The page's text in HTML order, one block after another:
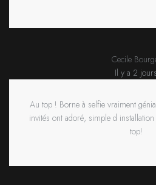
Cecile
Il y a 2 jours
Au top ! Borne à selfie vraiment
invités ont adoré, simple d
top!